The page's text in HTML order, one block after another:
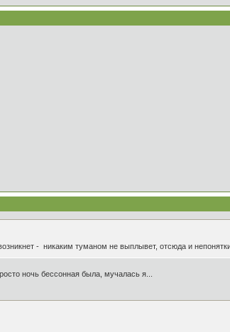
- никаким туманом не выплывет, отсюда и
ночь бессонная была, мучалась я...